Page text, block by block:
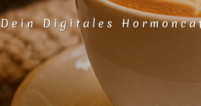
Dein Digitales